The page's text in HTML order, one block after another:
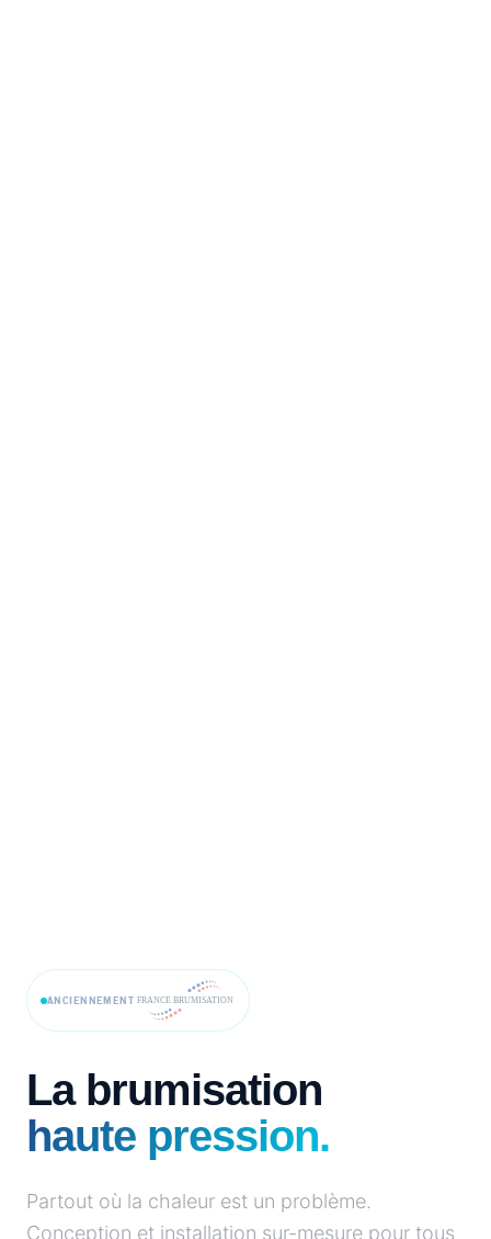
ANCIENNEMENT
La brumisation
haute pression.
Partout où la chaleur est un problème.
Conception et installation sur-mesure pour tous